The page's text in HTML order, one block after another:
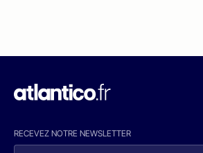
RECEVEZ NOTRE NEWSLETTER